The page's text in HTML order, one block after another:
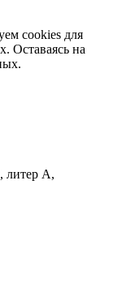
cookies для
Оставаясь на
литер А,